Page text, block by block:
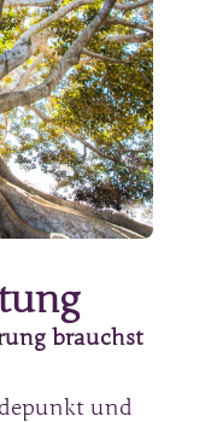
brauchst
und